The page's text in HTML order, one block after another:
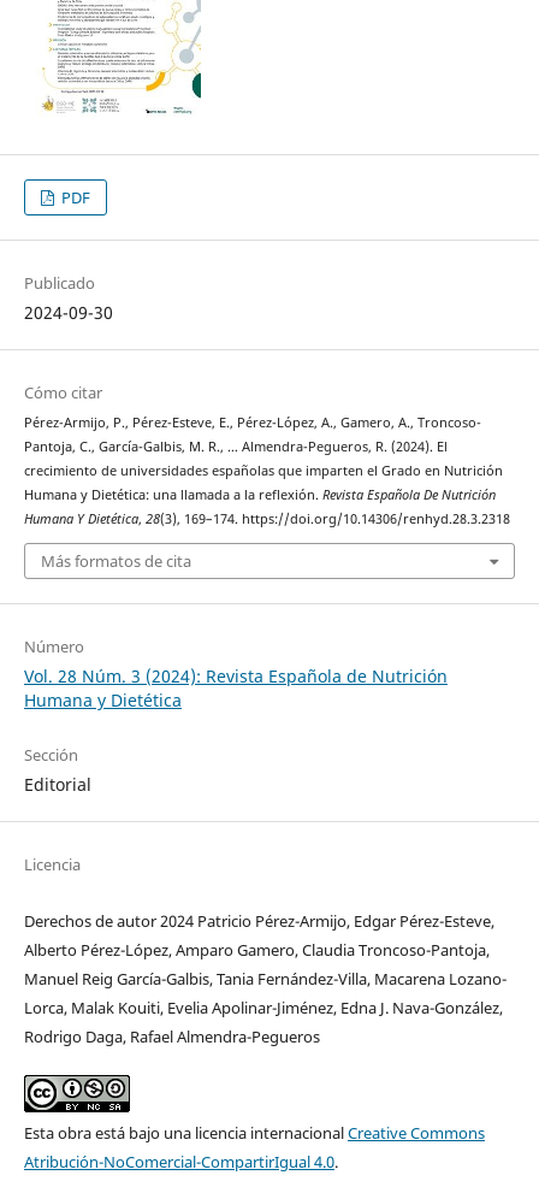
PDF
Publicado
2024-09-30
Cómo citar
Pérez-Armijo, P., Pérez-Esteve, E., Pérez-López, A., Gamero, A., Troncoso-
Pantoja, C., García-Galbis, M. R., … Almendra-Pegueros, R. (2024). El
crecimiento de universidades españolas que imparten el Grado en Nutrición
Humana y Dietética: una llamada a la reflexión. Revista Española De Nutrición
Humana Y Dietética, 28(3), 169–174. https://doi.org/10.14306/renhyd.28.3.2318
Más formatos de cita
Número
Vol. 28 Núm. 3 (2024): Revista Española de Nutrición
Humana y Dietética
Sección
Editorial
Licencia
Derechos de autor 2024 Patricio Pérez-Armijo, Edgar Pérez-Esteve,
Alberto Pérez-López, Amparo Gamero, Claudia Troncoso-Pantoja,
Manuel Reig García-Galbis, Tania Fernández-Villa, Macarena Lozano-
Lorca, Malak Kouiti, Evelia Apolinar-Jiménez, Edna J. Nava-González,
Rodrigo Daga, Rafael Almendra-Pegueros
Esta obra está bajo una licencia internacionalCreative Commons
Atribución-NoComercial-CompartirIgual 4.0.